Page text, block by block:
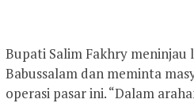
Bupati Salim Fakhry meninjau
Babussalam dan meminta
operasi pasar ini. “Dalam